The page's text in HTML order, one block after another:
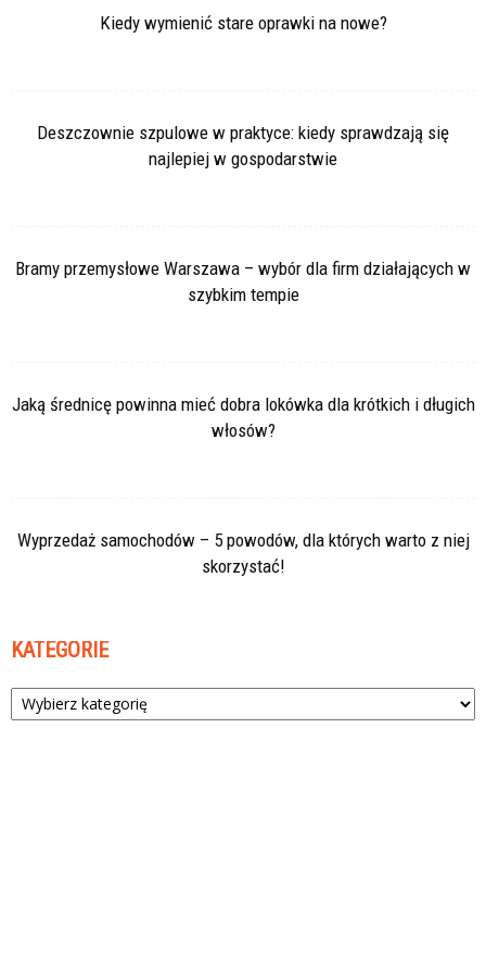
Kiedy wymienić stare oprawki na nowe?
Deszczownie szpulowe w praktyce: kiedy sprawdzają się
najlepiej w gospodarstwie
Bramy przemysłowe Warszawa – wybór dla firm działających w
szybkim tempie
Jaką średnicę powinna mieć dobra lokówka dla krótkich i długich
włosów?
Wyprzedaż samochodów – 5 powodów, dla których warto z niej
skorzystać!
KATEGORIE
Kategorie